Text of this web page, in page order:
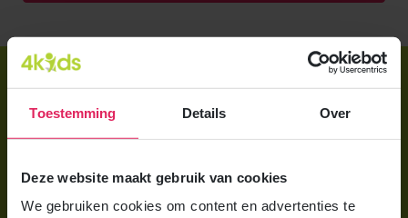
Toestemming Details Over
Deze website maakt gebruik van cookies
We gebruiken cookies om content en advertenties te
Aanmelden bij 4Kids
Berekening maken